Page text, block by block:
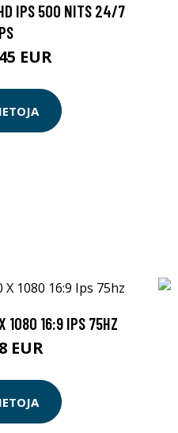
IPS 500 NITS 24/7
EUR
1080 16:9 IPS 75HZ
EUR